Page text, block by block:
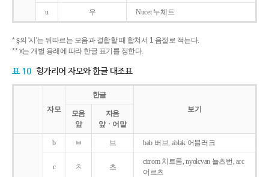
u 우 Nucet 누체트
* ş의 '시'는 뒤따르는 모음과 결합할 때 합쳐서 1 음절로 적는다.
** x는 개별 용례에 따라 한글 표기를 정한다.
표 10 헝가리어 자모와 한글 대조표
자모
한글
보기
모음
앞
자음
앞ㆍ어말
b ㅂ 브 bab 버브, ablak 어블러크
c ㅊ 츠
citrom 치트롬, nyolcvan 뇰츠번, arc
어르츠